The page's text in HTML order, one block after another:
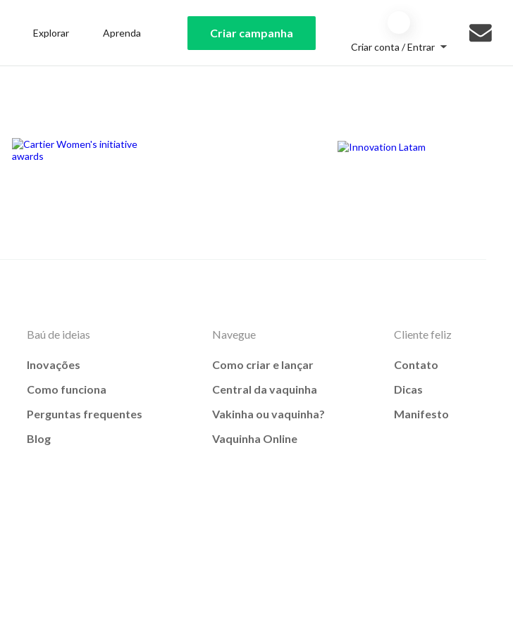
Explorar Aprenda Criar campanha
Criar conta / Entrar
Baú de ideias
Inovações
Como funciona
Perguntas frequentes
Blog
Navegue
Como criar e lançar
Central da vaquinha
Vakinha ou vaquinha?
Vaquinha Online
Cliente feliz
Contato
Dicas
Manifesto